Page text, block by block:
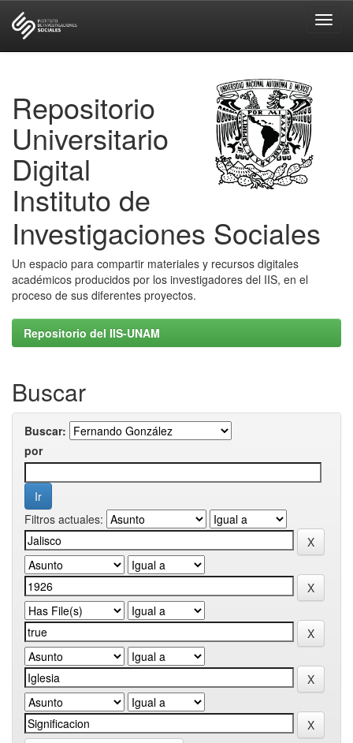
Repositorio
Universitario
Digital
Instituto de
Investigaciones Sociales
Un espacio para compartir materiales y recursos digitales
académicos producidos por los investigadores del IIS, en el
proceso de sus diferentes proyectos.
Repositorio del IIS-UNAM
Buscar
Buscar:
por
Filtros actuales: